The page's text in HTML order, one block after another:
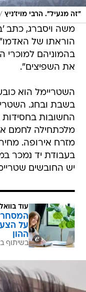
"זה מגעיל". הרבי מויז'ניץ
משה ויסברג, כתב
הוראתו של
בהמוניהם למוכרי
את השפיצים".
השטריימל הוא
בשבת ובחג.
מלכתחילה לחמם
מזרח אירופה.
יש החובשים
עוד
המסחר
על
ההון
בשיתוף